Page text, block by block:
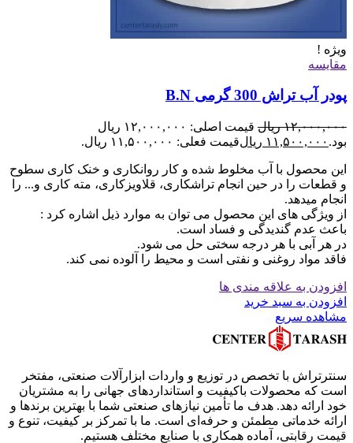
ویژه !
مقایسه
پودر آب تراش 300 گرمی B.N
۱۲,۰۰۰,۰۰۰ ریال
قیمت اصلی: ۱۲,۰۰۰,۰۰۰ ریال
بود. ۱۱,۵۰۰,۰۰۰ ریالقیمت فعلی: ۱۱,۵۰۰,۰۰۰ ریال.
این محصول با آب مخلوط شده و کار روانکاری و خنک کاری سطوح
و قطعات را در حین انجام تراشکاری، قلاویزکاری، مته کاری و... را
انجام میدهد.
از ویژگی های این محصول می توان به موارد ذیل اشاره کرد :
باعث عدم گندیدگی و فساد است.
در هر آبی با هر درجه سختی حل می شود.
فاقد مواد روغنی و نفتی است و محیط را آلوده نمی کند.
افزودن به علاقه مندی ها
افزودن به سبد خرید
مشاهده سریع
سنترتراش با تخصص در توزیع و واردات ابزارآلات صنعتی، مفتخر
است که محصولات باکیفیت و استانداردهای جهانی را به مشتریان
خود ارائه دهد. هدف ما تأمین نیازهای صنعتی شما با بهترین برندها و
ارائه خدماتی مطمئن و حرفه‌ای است. ما با تمرکز بر کیفیت، تنوع و
قیمت رقابتی، آماده همکاری با صنایع مختلف هستیم.